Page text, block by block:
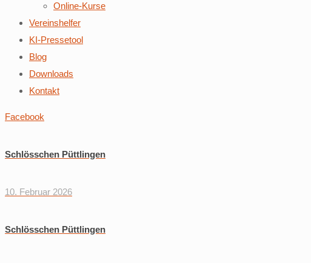
Online-Kurse
Vereinshelfer
KI-Pressetool
Blog
Downloads
Kontakt
Facebook
Schlösschen Püttlingen
10. Februar 2026
Schlösschen Püttlingen